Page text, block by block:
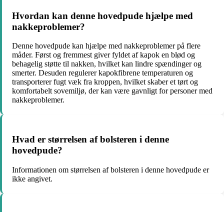
Hvordan kan denne hovedpude hjælpe med
nakkeproblemer?
Denne hovedpude kan hjælpe med nakkeproblemer på flere
måder. Først og fremmest giver fyldet af kapok en blød og
behagelig støtte til nakken, hvilket kan lindre spændinger og
smerter. Desuden regulerer kapokfibrene temperaturen og
transporterer fugt væk fra kroppen, hvilket skaber et tørt og
komfortabelt sovemiljø, der kan være gavnligt for personer med
nakkeproblemer.
Hvad er størrelsen af bolsteren i denne
hovedpude?
Informationen om størrelsen af bolsteren i denne hovedpude er
ikke angivet.